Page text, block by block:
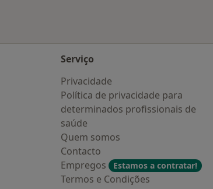
Serviço
Privacidade
Política de privacidade para
determinados profissionais de
saúde
Quem somos
Contacto
Empregos
Estamos a contratar!
Termos e Condições